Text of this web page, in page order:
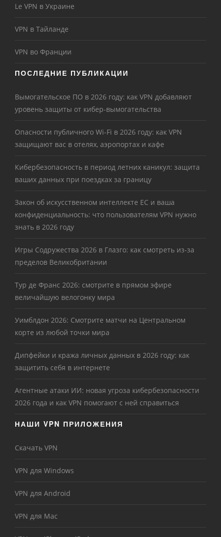
Le VPN в Украине
VPN в Тайланде
VPN во Франции
ПОСЛЕДНИЕ ПУБЛИКАЦИИ
Вымогательское ПО в 2026 году: как VPN добавляют
уровень защиты от кибер-вымогательства
Опасности публичного Wi-Fi в 2026 году: как VPN
защищают вас в отелях, аэропортах и кафе
Кибербезопасность в период летних каникул: защита
ваших данных при поездках за границу
Закон об искусственном интеллекте ЕС и ваша
конфиденциальность: что пользователям VPN нужно
знать в 2026 году
Игры Содружества 2026 в Глазго: как смотреть из-за
пределов Великобритании
Тур де Франс 2026: смотрите в прямом эфире
величайшую велогонку мира
Уимблдон 2026: Смотрите матчи на Центральном
корте из любой точки мира
Дипфейки и кража личных данных в 2026 году: как
защитить себя в интернете
Агентные атаки ИИ: новая угроза кибербезопасности
2026 года и как VPN помогают с ней справиться
НАШИ VPN ПРИЛОЖЕНИЯ
Скачать VPN
VPN для Windows
VPN для Android
VPN для Mac